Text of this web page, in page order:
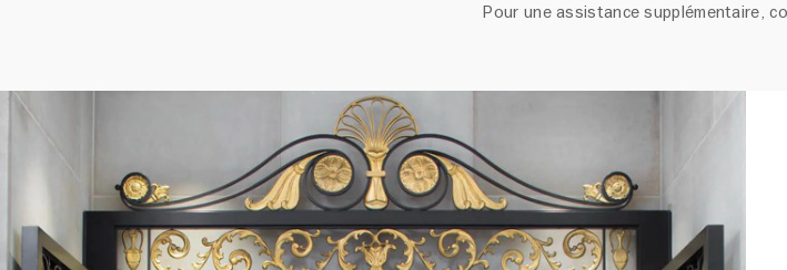
Pour une assistance supplémentaire,